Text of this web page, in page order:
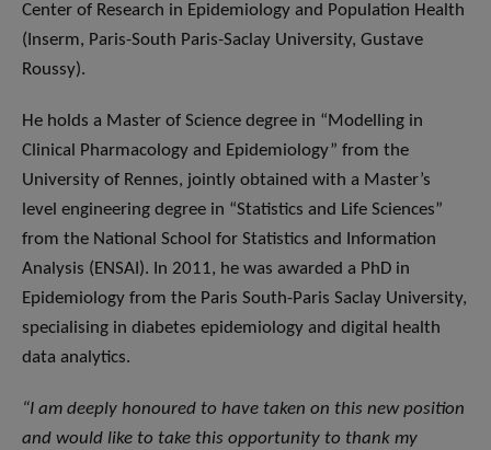
Center of Research in Epidemiology and Population Health
(Inserm, Paris-South Paris-Saclay University, Gustave
Roussy).
He holds a Master of Science degree in “Modelling in
Clinical Pharmacology and Epidemiology” from the
University of Rennes, jointly obtained with a Master’s
level engineering degree in “Statistics and Life Sciences”
from the National School for Statistics and Information
Analysis (ENSAI). In 2011, he was awarded a PhD in
Epidemiology from the Paris South-Paris Saclay University,
specialising in diabetes epidemiology and digital health
data analytics.
“I am deeply honoured to have taken on this new position
and would like to take this opportunity to thank my